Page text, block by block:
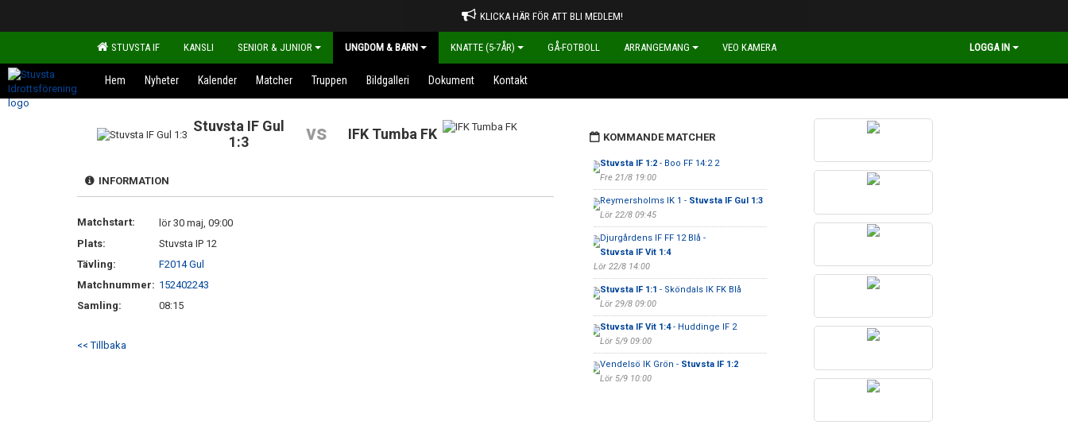
KLICKA HÄR FÖR ATT BLI MEDLEM!
STUVSTA IF KANSLI SENIOR & JUNIOR UNGDOM & BARN KNATTE (5-7ÅR) GÅ-FOTBOLL ARRANGEMANG VEO KAMERA LOGGA IN
Hem Nyheter Kalender Matcher Truppen Bildgalleri Dokument Kontakt
Stuvsta IF Gul
1:3
vs IFK Tumba FK
INFORMATION
Matchstart:
lör 30 maj, 09:00
Plats:
Stuvsta IP 12
Tävling:
F2014 Gul
Matchnummer: 152402243
Samling:
08:15
<< Tillbaka
KOMMANDE MATCHER
Stuvsta IF 1:2- Boo FF 14:2 2
Fre 21/8 19:00
Reymersholms IK 1 - Stuvsta IF Gul 1:3
Lör 22/8 09:45
Djurgårdens IF FF 12 Blå -
Stuvsta IF Vit 1:4
Lör 22/8 14:00
Stuvsta IF 1:1 - Sköndals IK FK Blå
Lör 29/8 09:00
Stuvsta IF Vit 1:4- Huddinge IF 2
Lör 5/9 09:00
Vendelsö IK Grön - Stuvsta IF 1:2
Lör 5/9 10:00